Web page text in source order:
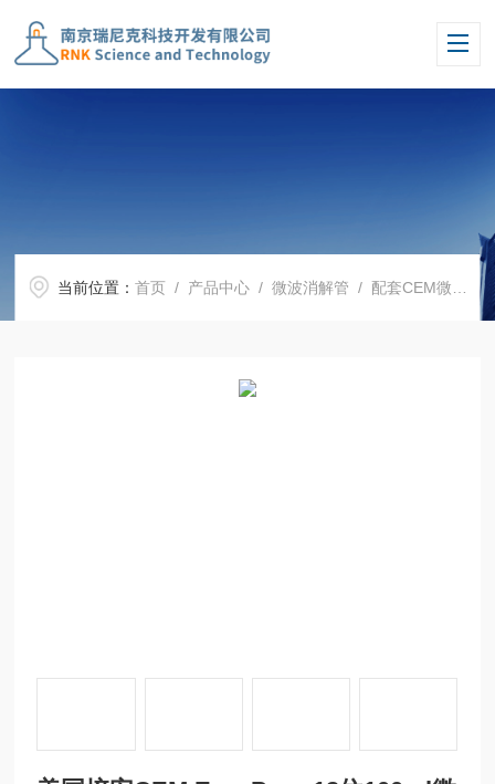
当前位置：首页 / 产品中心 /微波消解管 /配套CEM微波消解罐